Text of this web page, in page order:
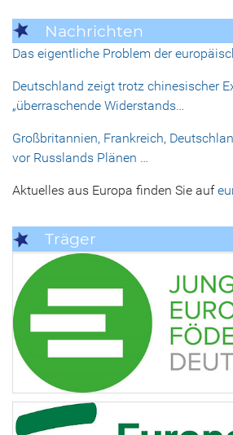
Nachrichten
Das eigentliche Problem der
Deutschland zeigt trotz chinesischer
„überraschende Widerstands…
Großbritannien, Frankreich,
vor Russlands Plänen …
Aktuelles aus Europa finden Sie auf
Träger